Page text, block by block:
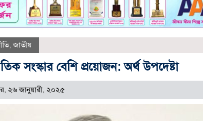
,জাতীয়
সংস্কার বেশি প্রয়োজন: অর্থ উপদেষ্টা
২৬ জানুয়ারী, ২০২৫